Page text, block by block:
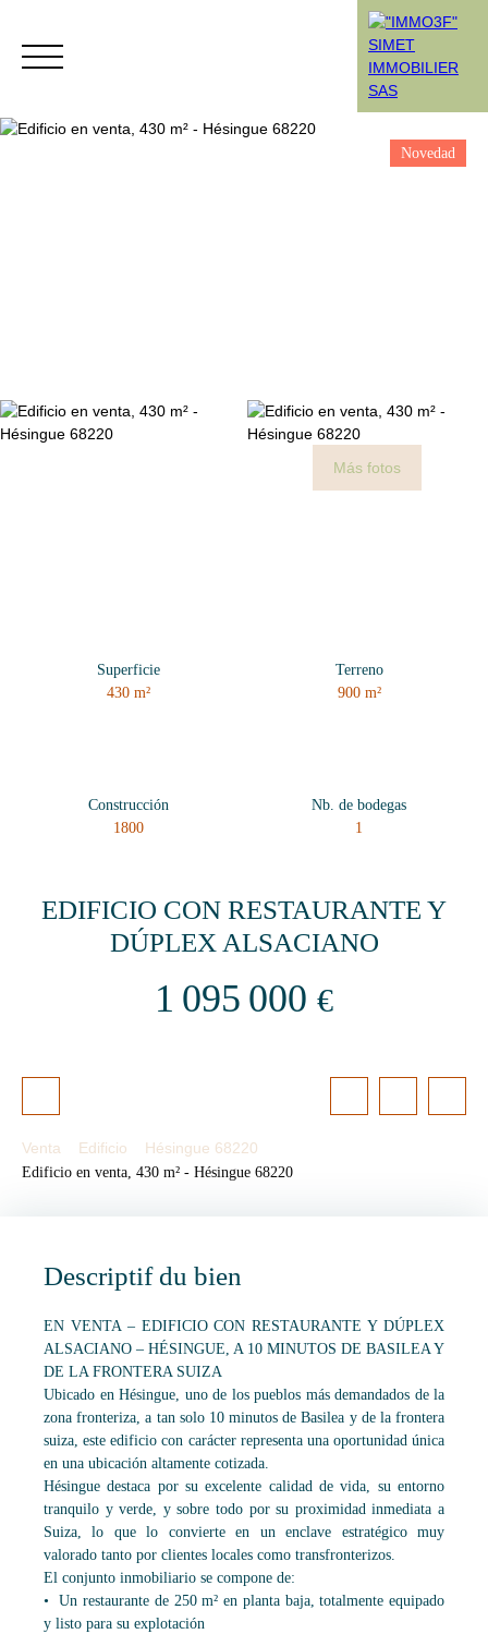
Novedad
Más fotos
Superficie
430m²
Terreno
900 m²
Construcción
1800
Nb. de bodegas
1
EDIFICIO CON RESTAURANTE Y
DÚPLEX ALSACIANO
1 095 000 €
Venta Edificio
Hésingue 68220
Edificio en venta, 430 m² - Hésingue 68220
Descriptif du bien
EN VENTA – EDIFICIO CON RESTAURANTE Y DÚPLEX
ALSACIANO – HÉSINGUE, A 10 MINUTOS DE BASILEA Y
DE LA FRONTERA SUIZA
Ubicado en Hésingue, uno de los pueblos más demandados de la
zona fronteriza, a tan solo 10 minutos de Basilea y de la frontera
suiza, este edificio con carácter representa una oportunidad única
en una ubicación altamente cotizada.
Hésingue destaca por su excelente calidad de vida, su entorno
tranquilo y verde, y sobre todo por su proximidad inmediata a
Suiza, lo que lo convierte en un enclave estratégico muy
valorado tanto por clientes locales como transfronterizos.
El conjunto inmobiliario se compone de:
Un restaurante de 250 m² en planta baja, totalmente equipado
y listo para su explotación